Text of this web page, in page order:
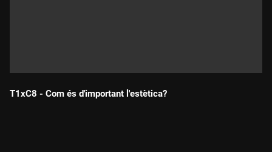
T1xC8 - Com és d'important l'estètica?